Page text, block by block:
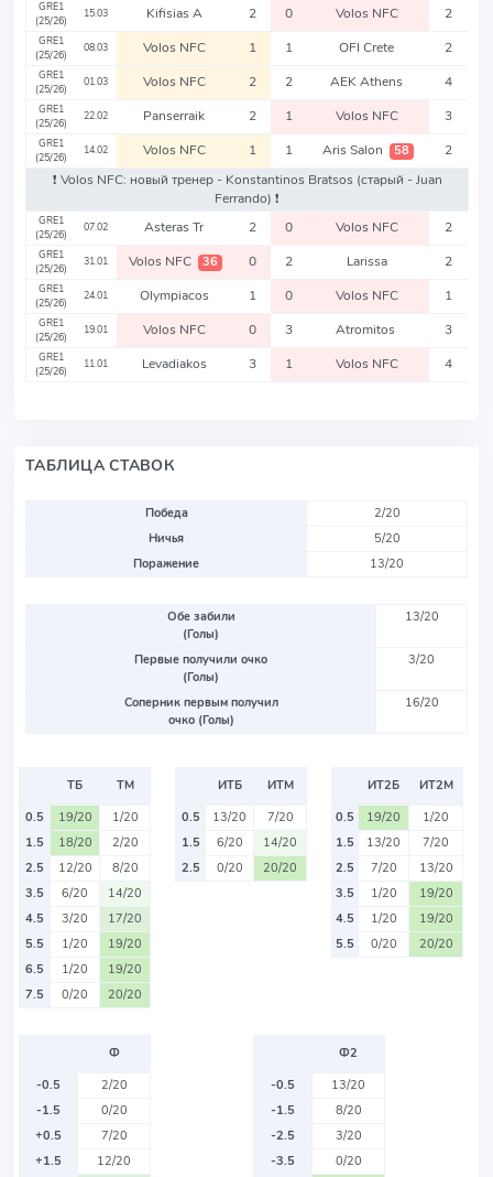
GRE1
(25/26)
15.03 Kifisias A 2 0 Volos NFC 2
GRE1
(25/26)
08.03 Volos NFC 1 1 OFI Crete 2
GRE1
(25/26)
01.03 Volos NFC 2 2 AEK Athens 4
GRE1
(25/26)
22.02 Panserraik 2 1 Volos NFC 3
GRE1
(25/26)
14.02 Volos NFC 1 1 Aris Salon 58
2
❗️ Volos NFC: новый тренер - Konstantinos Bratsos (старый - Juan
Ferrando) ❗️
GRE1
(25/26)
07.02 Asteras Tr 2 0 Volos NFC 2
GRE1
(25/26)
31.01 Volos NFC 36 0 2 Larissa 2
GRE1
(25/26)
24.01 Olympiacos 1 0 Volos NFC 1
GRE1
(25/26)
19.01 Volos NFC 0 3 Atromitos 3
GRE1
(25/26)
11.01 Levadiakos 3 1 Volos NFC 4
ТАБЛИЦА СТАВОК
Победа
2/20
Ничья
5/20
Поражение
13/20
Обе забили
(Голы)
13/20
Первые получили очко
(Голы)
3/20
Соперник первым получил
очко (Голы)
16/20
ТБ
ТМ
0.5
19/20
1/20
1.5
18/20
2/20
2.5
12/20
8/20
3.5
6/20
14/20
4.5
3/20
17/20
5.5
1/20
19/20
6.5
1/20
19/20
7.5
0/20 20/20
ИТБ
ИТМ
0.5
13/20
7/20
1.5
6/20
14/20
2.5
0/20 20/20
ИТ2Б
ИТ2М
0.5
19/20
1/20
1.5
13/20
7/20
2.5
7/20
13/20
3.5
1/20
19/20
4.5
1/20
19/20
5.5
0/20 20/20
Ф
-0.5
2/20
-1.5
0/20
+0.5
7/20
+1.5
12/20
Ф2
-0.5
13/20
-1.5
8/20
-2.5
3/20
-3.5
0/20